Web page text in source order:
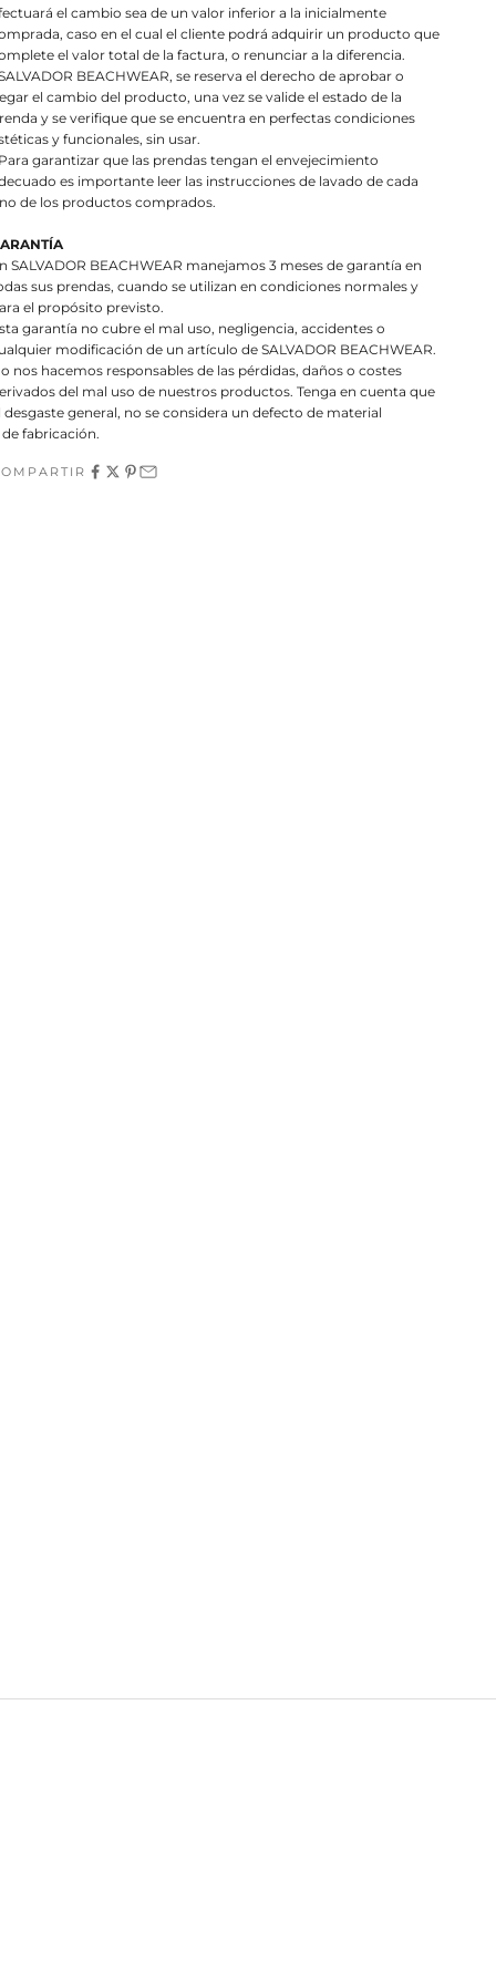
el cambio sea de un valor inferior a la inicialmente
caso en el cual el cliente podrá adquirir un producto que
el valor total de la factura, o renunciar a la diferencia.
SALVADOR BEACHWEAR, se reserva el derecho de aprobar o
el cambio del producto, una vez se valide el estado de la
y se verifique que se encuentra en perfectas condiciones
y funcionales, sin usar.
Para garantizar que las prendas tengan el envejecimiento
es importante leer las instrucciones de lavado de cada
de los productos comprados.
SALVADOR BEACHWEAR manejamos 3 meses de garantía en
sus prendas, cuando se utilizan en condiciones normales y
el propósito previsto.
garantía no cubre el mal uso, negligencia, accidentes o
modificación de un artículo de SALVADOR BEACHWEAR.
nos hacemos responsables de las pérdidas, daños o costes
del mal uso de nuestros productos. Tenga en cuenta que
desgaste general, no se considera un defecto de material
de fabricación.